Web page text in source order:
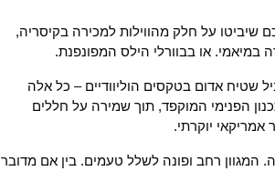
על חלק מהווילות למכירה בקיסריה,
או בבוורלי הילס המפונפנת.
שטיח אדום בטקסים הוליוודיים – כל אלה
הפנימי המוקפד, תוך שמירה על חללים
יוקרתי.
המגוון רחב ופונה לשלל טעמים. בין אם מדובר